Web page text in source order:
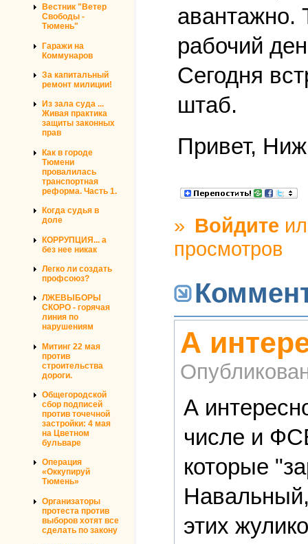
Вестник "Ветер
Свободы -
Тюмень"
Гаражи на
Коммунаров
За капитальный
ремонт милиции!
Из зала суда ...
Живая практика
защиты законных
прав
Как в городе
Тюмени
провалилась
транспортная
реформа. Часть 1.
Когда судья в
доле
КОРРУПЦИЯ... а
без нее никак
Легко ли создать
профсоюз?
ЛЖЕВЫБОРЫ
СКОРО - горячая
линия по
нарушениям
Митинг 22 мая
против
строительства
дороги.
Общегородской
сбор подписей
против точечной
застройки: 4 мая
на Цветном
бульваре
Операция
«Оккупируй
Тюмень»
Организаторы
протеста против
выборов хотят все
сделать по закону
авантажно.
рабочий
Сегодня
штаб.
Привет,
» Войдите
просмотров
А
А
числе и
которые
этих